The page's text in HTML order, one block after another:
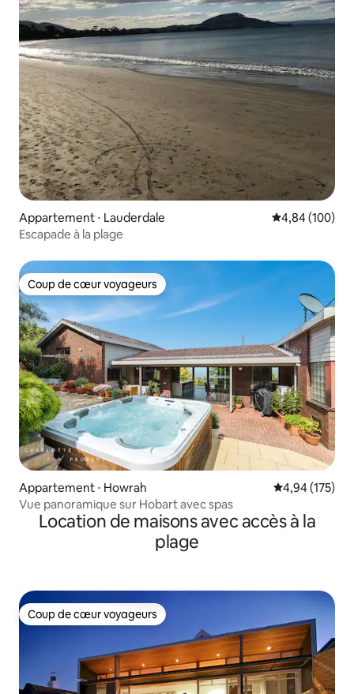
Appartement ⋅ Lauderdale Évaluation
4,84 (100)
Escapade à la plage
Coup de cœur voyageurs
Coup de cœur voyageurs
Appartement ⋅ Howrah Évaluation
4,94 (175)
Vue panoramique sur Hobart avec spas
Location de maisons avec accès à la
plage
Coup de cœur voyageurs
Coup de cœur voyageurs